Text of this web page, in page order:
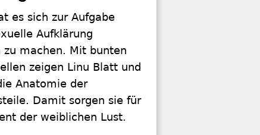
es sich zur Aufgabe
Aufklärung
zu machen. Mit bunten
zeigen Linu Blatt und
Anatomie der
Damit sorgen sie für
der weiblichen Lust.